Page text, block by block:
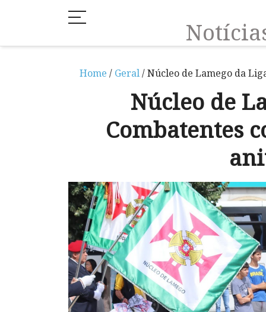
Home / Geral/ Núcleo de Lamego da
Núcleo de
Combatentes